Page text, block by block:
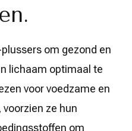
om gezond en
lichaam optimaal te
voor voedzame en
ze hun
om